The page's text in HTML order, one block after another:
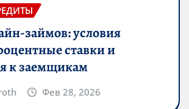
займов: условия
ставки и
к заемщикам
Фев 28, 2026